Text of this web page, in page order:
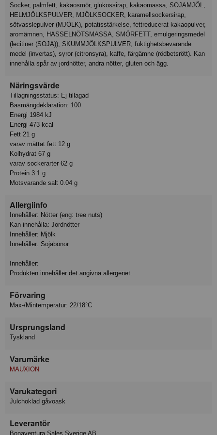
Socker, palmfett, kakaosmör, glukossirap, kakaomassa, SOJAMJÖL,
HELMJÖLKSPULVER, MJÖLKSOCKER, karamellsockersirap,
sötvasslepulver (MJÖLK), potatisstärkelse, fettreducerat kakaopulver,
aromämnen, HASSELNÖTSMASSA, SMÖRFETT, emulgeringsmedel
(lecitiner (SOJA)), SKUMMJÖLKSPULVER, fuktighetsbevarande
medel (invertas), syror (citronsyra), kaffe, färgämne (rödbetsrött). Kan
innehålla spår av jordnötter, andra nötter, gluten och ägg.
Näringsvärde
Tillagningsstatus: Ej tillagad
Basmängdeklaration: 100
Energi 1984 kJ
Energi 473 kcal
Fett 21 g
varav mättat fett 12 g
Kolhydrat 67 g
varav sockerarter 62 g
Protein 3.1 g
Motsvarande salt 0.04 g
Allergiinfo
Innehåller: Nötter (eng: tree nuts)
Kan innehålla: Jordnötter
Innehåller: Mjölk
Innehåller: Sojabönor
Innehåller:
Produkten innehåller det angivna allergenet.
Förvaring
Max-/Mintemperatur: 22/18°C
Ursprungsland
Tyskland
Varumärke
MAUXION
Varukategori
Julchoklad gåvoask
Leverantör
Bonaventura Sales Sverige AB